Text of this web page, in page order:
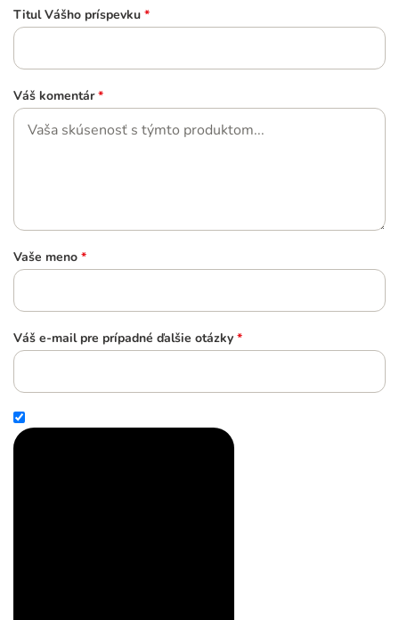
Titul Vášho príspevku *
Váš komentár *
Vaše meno *
Váš e-mail pre prípadné ďalšie otázky *